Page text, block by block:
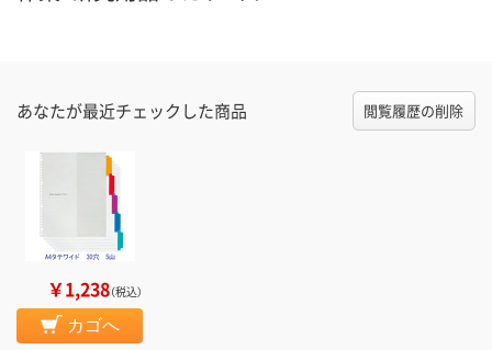
あなたが最近チェックした商品 閲覧履歴の削除
￥1,238（税込）
カゴへ